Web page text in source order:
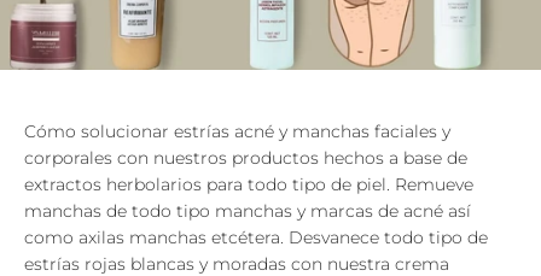
Cómo solucionar estrías acné y manchas faciales y
corporales con nuestros productos hechos a base de
extractos herbolarios para todo tipo de piel. Remueve
manchas de todo tipo manchas y marcas de acné así
como axilas manchas etcétera. Desvanece todo tipo de
estrías rojas blancas y moradas con nuestra crema